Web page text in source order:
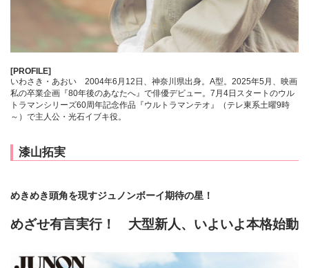
[PROFILE]
いわさき・あおい 2004年6月12日、神奈川県出身。A型。2025年5月、映画
私の卒業企画『80年後のあなたへ』で俳優デビュー。7月4日スタートのウル
トラマンシリーズ60周年記念作品『ウルトラマンテオ』（テレ東系土曜9時
～）で主人公・光石イブキ役。
漆山拓実
めきめき頭角を現すジュノンボーイ期待の星！
めざせ有言実行！ 大型新人、いよいよ本格始動